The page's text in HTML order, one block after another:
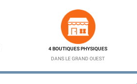
4 BOUTIQUES PHYSIQUES
DANS LE GRAND OUEST